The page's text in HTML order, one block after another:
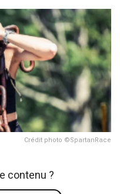
Crédit photo ©SpartanRace
contenu ?